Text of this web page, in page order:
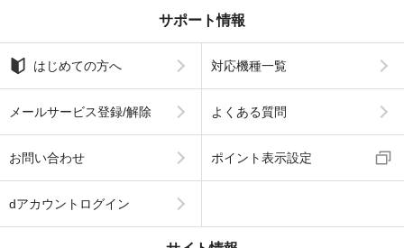
サポート情報
はじめての方へ 対応機種一覧
メールサービス登録/解除 よくある質問
お問い合わせ ポイント表示設定
dアカウントログイン